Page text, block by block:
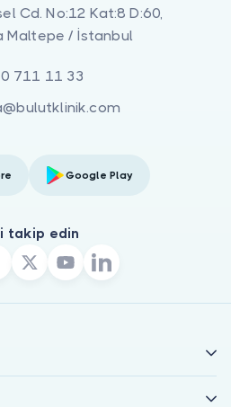
Cd. No:12 Kat:8 D:60,
Maltepe / İstanbul
711 11 33
Google Play
takip edin